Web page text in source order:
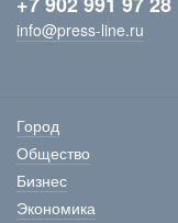
info@press-line.ru
Город
Общество
Бизнес
Экономика